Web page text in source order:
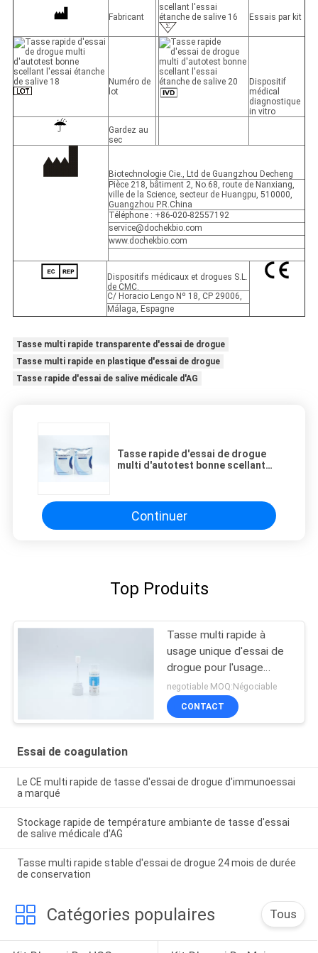
Fabricant Essais par kit
Numéro de
lot
Dispositif
médical
diagnostique
in vitro
Gardez au
sec
Biotechnologie Cie., Ltd de Guangzhou Decheng
Pièce 218, bâtiment 2, No.68, route de Nanxiang,
ville de la Science, secteur de Huangpu, 510000,
Guangzhou P.R.China
Téléphone : +86-020-82557192
service@dochekbio.com
www.dochekbio.com
Dispositifs médicaux et drogues S.L.
de CMC.
C/ Horacio Lengo Nº 18, CP 29006,
Málaga, Espagne
Tasse multi rapide transparente d'essai de drogue
Tasse multi rapide en plastique d'essai de drogue
Tasse rapide d'essai de salive médicale d'AG
Tasse rapide d'essai de drogue
multi d'autotest bonne scellant
Continuer
Top Produits
Tasse multi rapide à
usage unique d'essai de
drogue pour l'usage
médical
negotiable MOQ:Négociable
CONTACT
Essai de coagulation
Le CE multi rapide de tasse d'essai de drogue d'immunoessai
a marqué
Stockage rapide de température ambiante de tasse d'essai
de salive médicale d'AG
Tasse multi rapide stable d'essai de drogue 24 mois de durée
de conservation
Catégories populaires Tous